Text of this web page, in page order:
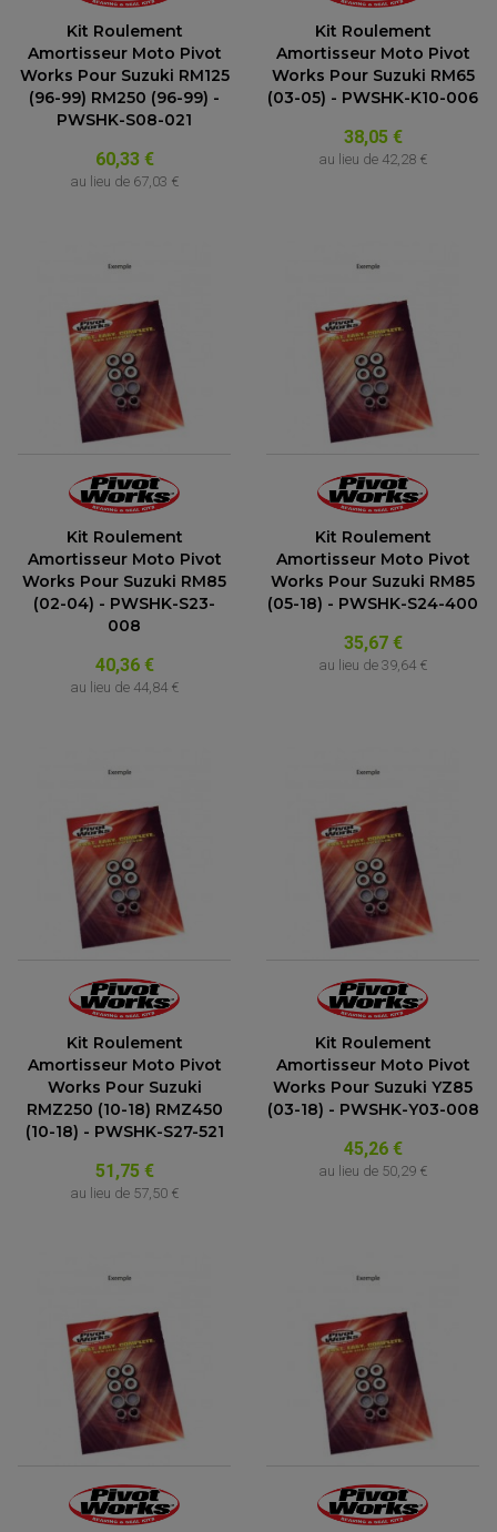
Kit Roulement
Amortisseur Moto Pivot
Works Pour Suzuki RM125
(96-99) RM250 (96-99) -
PWSHK-S08-021
60,33 €
au lieu de 67,03 €
Kit Roulement
Amortisseur Moto Pivot
Works Pour Suzuki RM65
(03-05) - PWSHK-K10-006
38,05 €
au lieu de 42,28 €
Kit Roulement
Amortisseur Moto Pivot
Works Pour Suzuki RM85
(02-04) - PWSHK-S23-
008
40,36 €
au lieu de 44,84 €
Kit Roulement
Amortisseur Moto Pivot
Works Pour Suzuki RM85
(05-18) - PWSHK-S24-400
35,67 €
au lieu de 39,64 €
Kit Roulement
Amortisseur Moto Pivot
Works Pour Suzuki
RMZ250 (10-18) RMZ450
(10-18) - PWSHK-S27-521
51,75 €
au lieu de 57,50 €
Kit Roulement
Amortisseur Moto Pivot
Works Pour Suzuki YZ85
(03-18) - PWSHK-Y03-008
45,26 €
au lieu de 50,29 €